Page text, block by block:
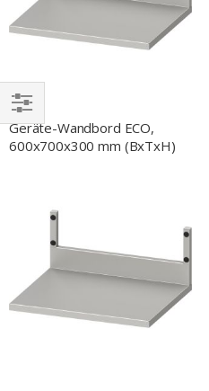
Geräte-Wandbord ECO,
600x700x300 mm (BxTxH)
EINKAUFEN
NACH